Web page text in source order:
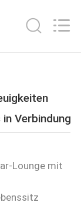
Verbindung
Lounge mit